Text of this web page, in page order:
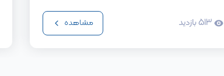
513بازدید مشاهده